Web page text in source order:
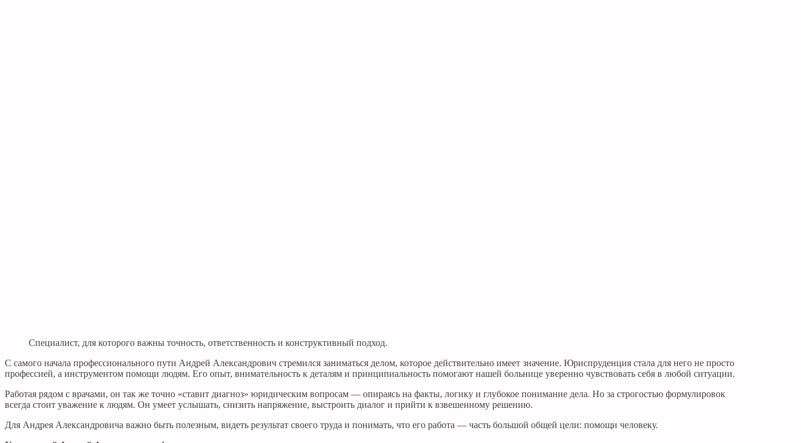
Специалист, для которого важны точность, ответственность и конструктивный подход.
С самого начала профессионального пути Андрей Александрович стремился заниматься делом, которое действительно имеет значение. Юриспруденция стала для него не просто
профессией, а инструментом помощи людям. Его опыт, внимательность к деталям и принципиальность помогают нашей больнице уверенно чувствовать себя в любой ситуации.
Работая рядом с врачами, он так же точно «ставит диагноз» юридическим вопросам — опираясь на факты, логику и глубокое понимание дела. Но за строгостью формулировок
всегда стоит уважение к людям. Он умеет услышать, снизить напряжение, выстроить диалог и прийти к взвешенному решению.
Для Андрея Александровича важно быть полезным, видеть результат своего труда и понимать, что его работа — часть большой общей цели: помощи человеку.